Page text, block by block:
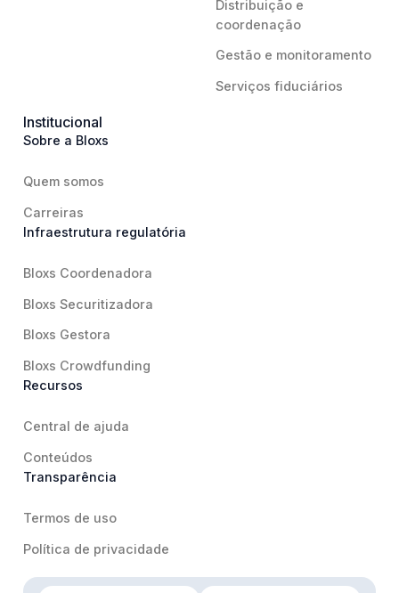
Distribuição e
coordenação
Gestão e monitoramento
Serviços fiduciários
Institucional
Sobre a Bloxs
Quem somos
Carreiras
Infraestrutura regulatória
Bloxs Coordenadora
Bloxs Securitizadora
Bloxs Gestora
Bloxs Crowdfunding
Recursos
Central de ajuda
Conteúdos
Transparência
Termos de uso
Política de privacidade